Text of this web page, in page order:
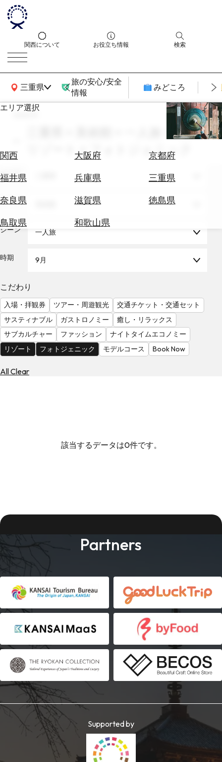
関西について お役立ち情報 検索
三重県
関西広域MAP
旅の安心/安全
情報
みどころ
エリア選択
関西 大阪府
京都府
福井県
兵庫県
三重県
奈良県
滋賀県
徳島県
鳥取県
和歌山県
エ
券
テ
を
る
気
を
見
る
search
三重県 × 美術館 × 一人旅 × 9月 ×
リゾート × フォトジェニック
エリア
テーマ
シーン 一人旅
時期 9月
こだわり
入場・拝観券 ツアー・周遊観光
交通チケット・交通セット
サスティナブル
ガストロノミー
癒し・リラックス
サブカルチャー
ファッション
ナイトタイムエコノミー
リゾート
フォトジェニック モデルコース Book Now
All Clear
該当するデータは0件です。
Partners
Supported by